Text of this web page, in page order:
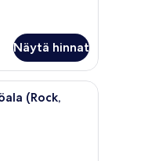
Näytä hinnat
jossa on suuri
(Rock,